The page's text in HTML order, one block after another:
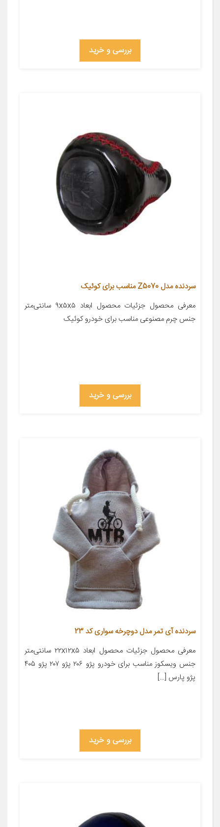
بررسی و خرید
سردنده مدل Z5070 مناسب برای کوئیک
معرفی محصول جزئیات محصول ابعاد ۹x۵x۵ سانتی‌متر
جنس چرم مصنوعی مناسب برای خودرو کوئیک
بررسی و خرید
سردنده آی تمر مدل دوچرخه سواری کد 23
معرفی محصول جزئیات محصول ابعاد ۲۲x۱۲x۵ سانتی‌متر
جنس ویسکوز مناسب برای خودرو پژو ۲۰۶ پژو ۲۰۷ پژو ۴۰۵
پژو پارس […]
بررسی و خرید